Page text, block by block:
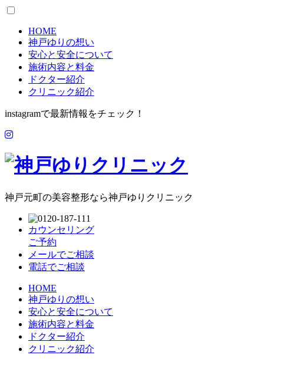
HOME
神戸ゆりの想い
安心と安全について
施術内容と料金
ドクター紹介
クリニック紹介
instagramで最新情報をチェック！
神戸元町の美容整形なら神戸ゆりクリニック
カウンセリング
ご予約
メールでご相談
電話でご相談
HOME
神戸ゆりの想い
安心と安全について
施術内容と料金
ドクター紹介
クリニック紹介